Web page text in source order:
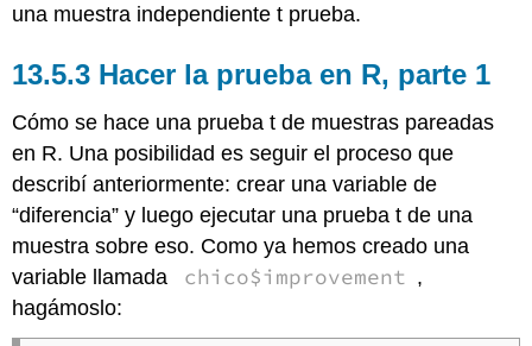
una muestra independiente t prueba.
Hacer la prueba en R, parte 1
Cómo se hace una prueba t de muestras pareadas
en R. Una posibilidad es seguir el proceso que
describí anteriormente: crear una variable de
“diferencia” y luego ejecutar una prueba t de una
muestra sobre eso. Como ya hemos creado una
variable llamada
chico$improvement ,
hagámoslo: